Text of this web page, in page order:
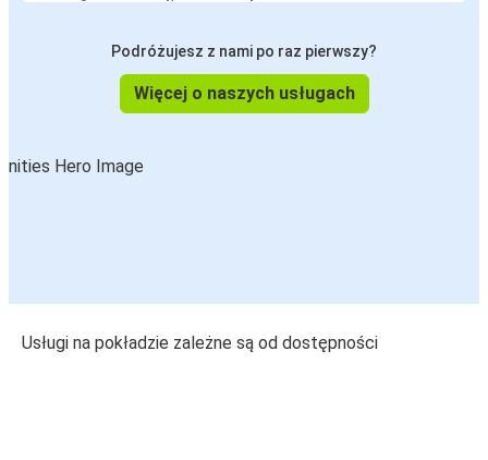
Podróżujesz z nami po raz pierwszy?
Więcej o naszych usługach
Usługi na pokładzie zależne są od dostępności